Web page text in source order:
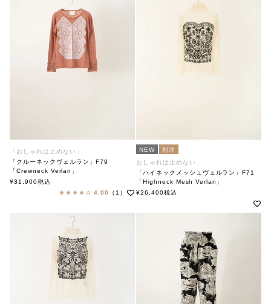
「おしゃれは止めない」
「クルーネックヴェルラン」F79
「Crewneck Verlan」
soutiencollar×ANTIPAST
¥31,900税込
4.00
（1）
NEW
別注
おしゃれは止めない
「ハイネックメッシュヴェルラン」F71
「Highneck Mesh Verlan」
soutiencollar×ANTIPAST
¥26,400税込